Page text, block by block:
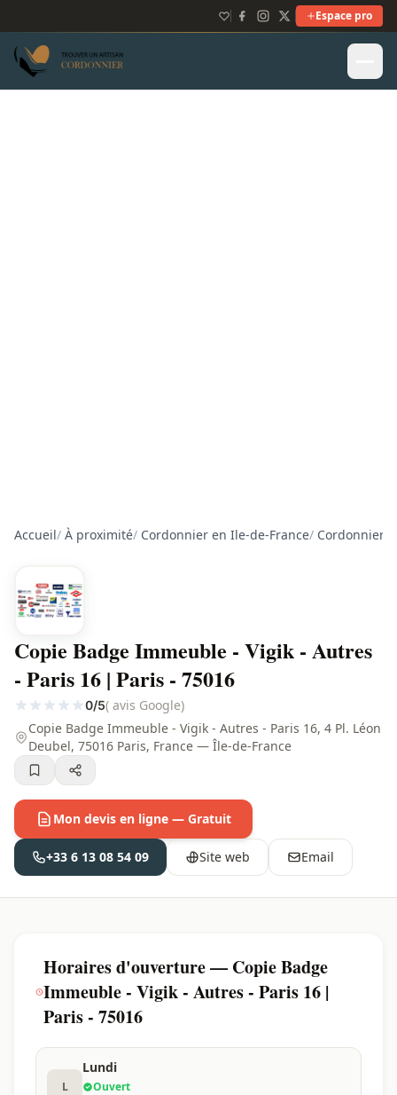
Espace pro
Accueil/ À proximité/ Cordonnier en Ile-de-France/ Cordonnier
Copie Badge Immeuble - Vigik - Autres
- Paris 16 | Paris - 75016
0/5( avis Google)
Copie Badge Immeuble - Vigik - Autres - Paris 16, 4 Pl. Léon
Deubel, 75016 Paris, France — Île-de-France
Mon devis en ligne — Gratuit
+33 6 13 08 54 09 Site web Email
Horaires d'ouverture — Copie Badge
Immeuble - Vigik - Autres - Paris 16 |
Paris - 75016
L
Lundi
Ouvert